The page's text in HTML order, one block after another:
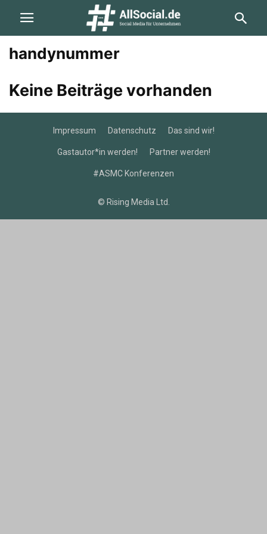
handynummer
Keine Beiträge vorhanden
Impressum Datenschutz Das sind wir!
Gastautor*in werden! Partner werden!
#ASMC Konferenzen
© Rising Media Ltd.